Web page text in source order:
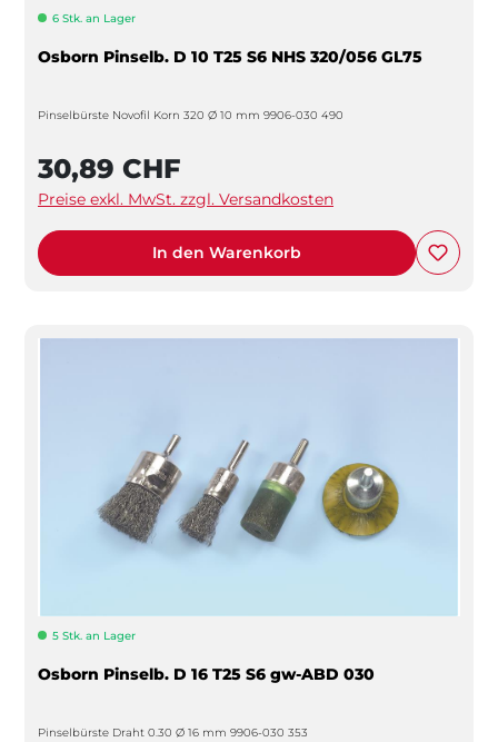
6 Stk. an Lager
Osborn Pinselb. D 10 T25 S6 NHS 320/056 GL75
Pinselbürste Novofil Korn 320 Ø 10 mm 9906-030 490
30,89 CHF
Preise exkl. MwSt. zzgl. Versandkosten
In den Warenkorb
5 Stk. an Lager
Osborn Pinselb. D 16 T25 S6 gw-ABD 030
Pinselbürste Draht 0.30 Ø 16 mm 9906-030 353